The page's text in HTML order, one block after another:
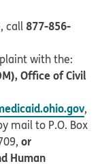
call877-856-
with the:
Office of Civil
,
mail to P.O. Box
or
Human